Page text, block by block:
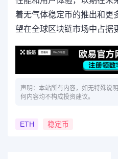
着无气体稳定币的推出和更
望在全球区块链市场中占据
声明：本站所有内容，如无特殊说
何内容均不构成投资建议。
ETH 稳定币